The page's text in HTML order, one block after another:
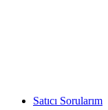
Satıcı Sorularım